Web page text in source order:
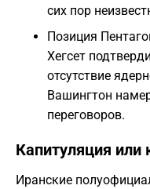
сих пор
Позиция
Хегсет
отсутствие
Вашингтон
переговоров.
Капитуляция или
Иранские